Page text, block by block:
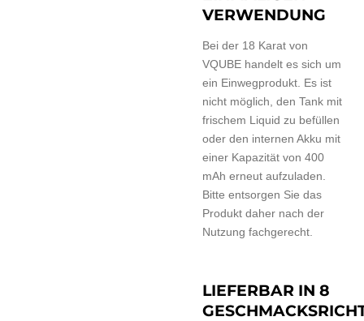
VERWENDUNG
Bei der 18 Karat von
VQUBE handelt es sich um
ein Einwegprodukt. Es ist
nicht möglich, den Tank mit
frischem Liquid zu befüllen
oder den internen Akku mit
einer Kapazität von 400
mAh erneut aufzuladen.
Bitte entsorgen Sie das
Produkt daher nach der
Nutzung fachgerecht.
LIEFERBAR IN 8